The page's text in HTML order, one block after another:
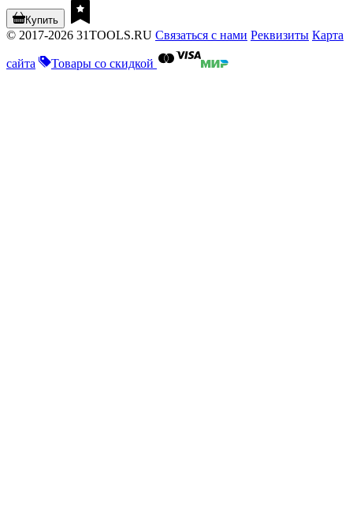
Купить
© 2017-2026 31TOOLS.RU Связаться с нами Реквизиты Карта
сайта Товары со скидкой